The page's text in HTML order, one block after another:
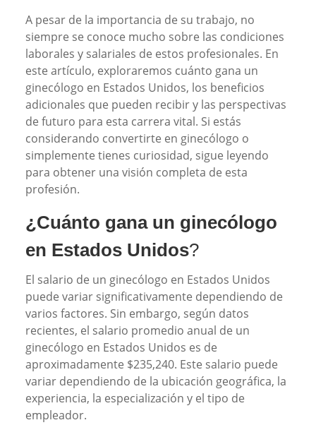
A pesar de la importancia de su trabajo, no
siempre se conoce mucho sobre las condiciones
laborales y salariales de estos profesionales. En
este artículo, exploraremos cuánto gana un
ginecólogo en Estados Unidos, los beneficios
adicionales que pueden recibir y las perspectivas
de futuro para esta carrera vital. Si estás
considerando convertirte en ginecólogo o
simplemente tienes curiosidad, sigue leyendo
para obtener una visión completa de esta
profesión.
¿Cuánto gana un ginecólogo
en Estados Unidos?
El salario de un ginecólogo en Estados Unidos
puede variar significativamente dependiendo de
varios factores. Sin embargo, según datos
recientes, el salario promedio anual de un
ginecólogo en Estados Unidos es de
aproximadamente $235,240. Este salario puede
variar dependiendo de la ubicación geográfica, la
experiencia, la especialización y el tipo de
empleador.